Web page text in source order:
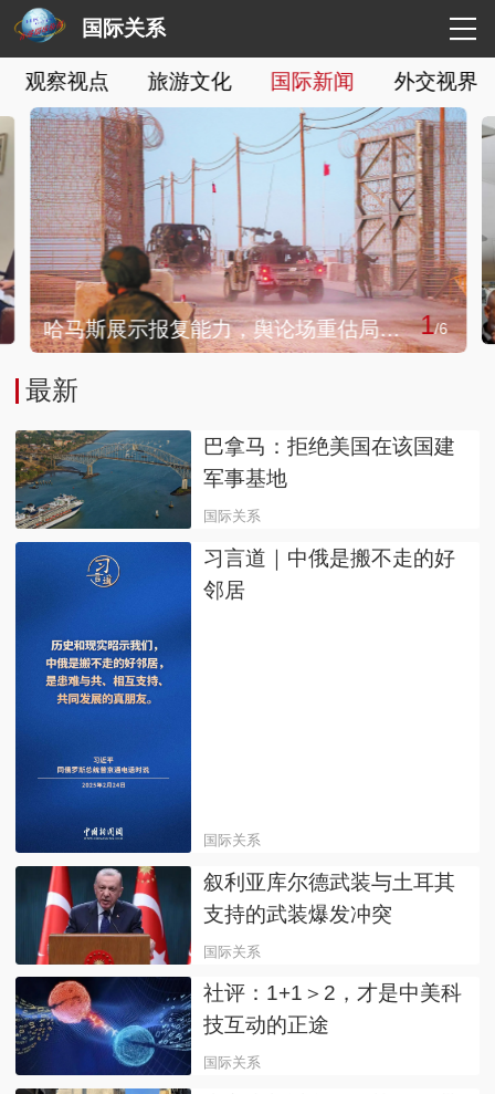
国际关系
观察视点 旅游文化 国际新闻 外交视界
哈马斯展示报复能力，舆论场重估局势发展，装甲旅旅长被炸身亡震动以色列 1/6
最新
巴拿马：拒绝美国在该国建
军事基地
国际关系
习言道｜中俄是搬不走的好
邻居
国际关系
叙利亚库尔德武装与土耳其
支持的武装爆发冲突
国际关系
社评：1+1＞2，才是中美科
技互动的正途
国际关系